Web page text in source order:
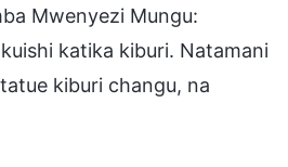
Mwenyezi Mungu:
katika kiburi. Natamani
kiburi changu, na